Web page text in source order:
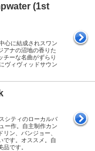
(1st
心に結成されスワン
アナの沼地の香りた
チーな名曲がずらり
ヴィヴィッドサウン
シティのローカルバ
ー作。自主制作カン
リン、バンジョー、
です。オススメ。自
です。